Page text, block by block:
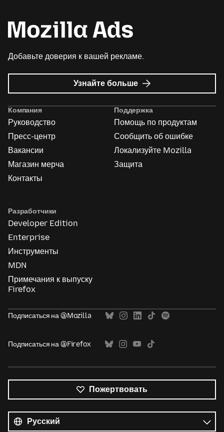
Добавьте доверия к вашей рекламе.
Узнайте больше о
Реклама
Компания
Руководство
Пресс-центр
Вакансии
Магазин мерча
Контакты
Поддержка
Помощь по продуктам
Сообщить об ошибке
Локализуйте Mozilla
Защита
Разработчики
Developer Edition
Enterprise
Инструменты
MDN
Примечания к выпуску
Firefox
Подписаться на @Mozilla
Подписаться на @Firefox
Пожертвовать
языки
Язык